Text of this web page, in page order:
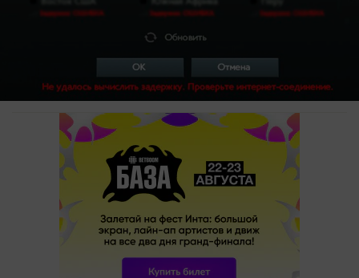
РЕКЛАМА • BETBOOM.RU